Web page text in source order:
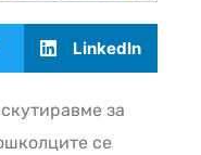
LinkedIn
за
се